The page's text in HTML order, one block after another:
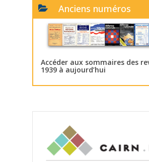
Anciens numéros
Accéder aux sommaires des
1939 à aujourd’hui